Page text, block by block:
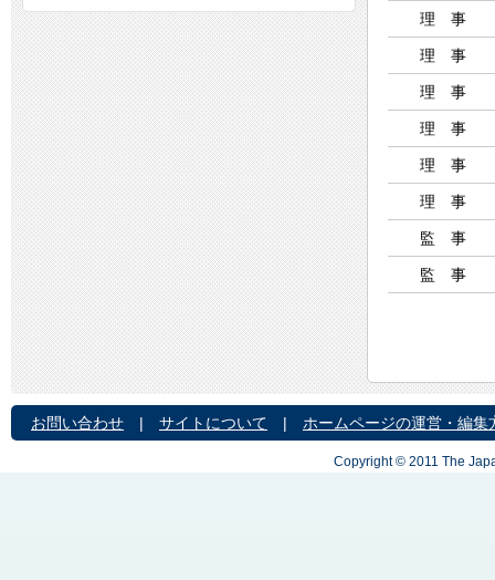
理 事
理 事
理 事
理 事
理 事
理 事
監 事
監 事
お問い合わせ | サイトについて | ホームページの運営・編集
Copyright © 2011 The